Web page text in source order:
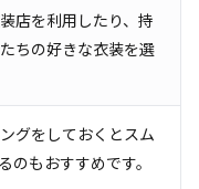
店を利用したり、持
ちの好きな衣装を選
グをしておくとスム
のもおすすめです。